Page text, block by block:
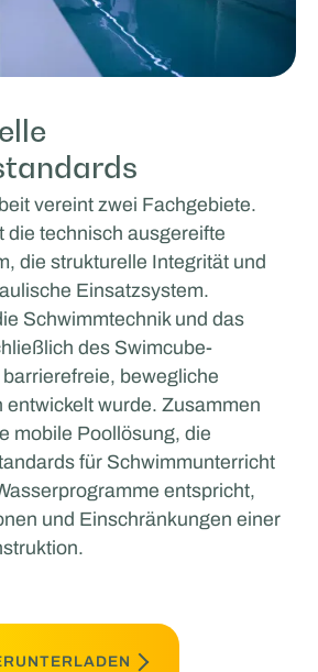
vereint zwei Fachgebiete.
die technisch ausgereifte
die strukturelle Integrität und
Einsatzsystem.
Schwimmtechnik und das
des Swimcube-
bewegliche
entwickelt wurde. Zusammen
mobile Poollösung, die
für Schwimmunterricht
entspricht,
und Einschränkungen einer